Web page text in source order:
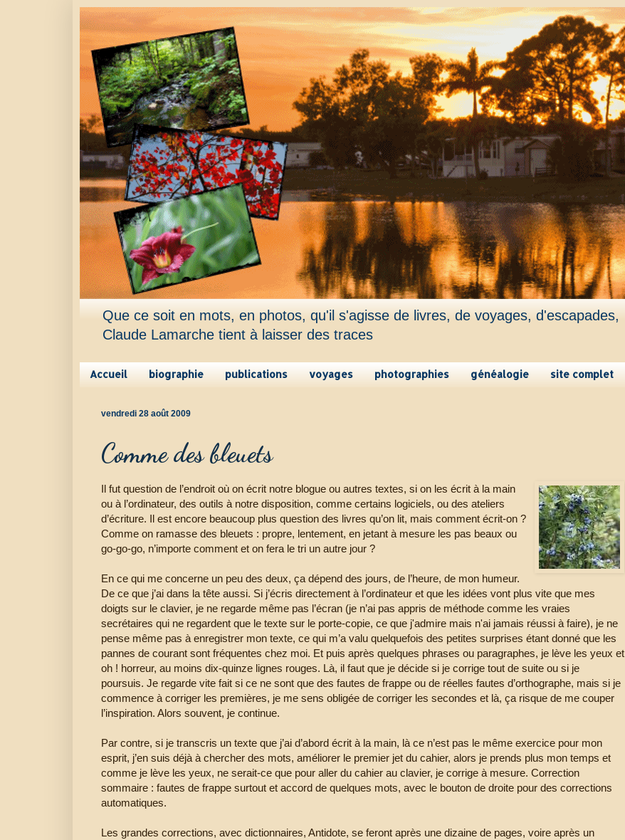
Que ce soit en mots, en photos, qu'il s'agisse de livres, de voyages, d'escapades,
Claude Lamarche tient à laisser des traces
Accueil biographie publications voyages photographies généalogie site complet
vendredi 28 août 2009
Comme des bleuets
Il fut question de l’endroit où on écrit notre blogue ou autres textes, si on les écrit à la main
ou à l’ordinateur, des outils à notre disposition, comme certains logiciels, ou des ateliers
d’écriture. Il est encore beaucoup plus question des livres qu’on lit, mais comment écrit-on ?
Comme on ramasse des bleuets : propre, lentement, en jetant à mesure les pas beaux ou
go-go-go, n’importe comment et on fera le tri un autre jour ?
En ce qui me concerne un peu des deux, ça dépend des jours, de l’heure, de mon humeur.
De ce que j’ai dans la tête aussi. Si j’écris directement à l’ordinateur et que les idées vont plus vite que mes
doigts sur le clavier, je ne regarde même pas l’écran (je n’ai pas appris de méthode comme les vraies
secrétaires qui ne regardent que le texte sur le porte-copie, ce que j'admire mais n'ai jamais réussi à faire), je ne
pense même pas à enregistrer mon texte, ce qui m’a valu quelquefois des petites surprises étant donné que les
pannes de courant sont fréquentes chez moi. Et puis après quelques phrases ou paragraphes, je lève les yeux et
oh ! horreur, au moins dix-quinze lignes rouges. Là, il faut que je décide si je corrige tout de suite ou si je
poursuis. Je regarde vite fait si ce ne sont que des fautes de frappe ou de réelles fautes d’orthographe, mais si je
commence à corriger les premières, je me sens obligée de corriger les secondes et là, ça risque de me couper
l’inspiration. Alors souvent, je continue.
Par contre, si je transcris un texte que j’ai d’abord écrit à la main, là ce n’est pas le même exercice pour mon
esprit, j’en suis déjà à chercher des mots, améliorer le premier jet du cahier, alors je prends plus mon temps et
comme je lève les yeux, ne serait-ce que pour aller du cahier au clavier, je corrige à mesure. Correction
sommaire : fautes de frappe surtout et accord de quelques mots, avec le bouton de droite pour des corrections
automatiques.
Les grandes corrections, avec dictionnaires, Antidote, se feront après une dizaine de pages, voire après un